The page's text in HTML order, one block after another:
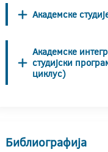
Академске
Академске
студијски
циклус)
Библиографија